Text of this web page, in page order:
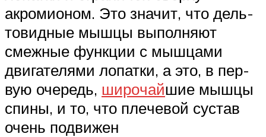
акромионом. Это значит, что дель­
то­вид­ные мыш­цы вы­пол­ня­ют
смежные функции с мышцами
двигателями лопатки, а это, в пер­
вую оче­редь, ши­ро­чай­шие мыш­цы
спи­ны, и то, что пле­че­вой сус­тав
очень под­ви­жен